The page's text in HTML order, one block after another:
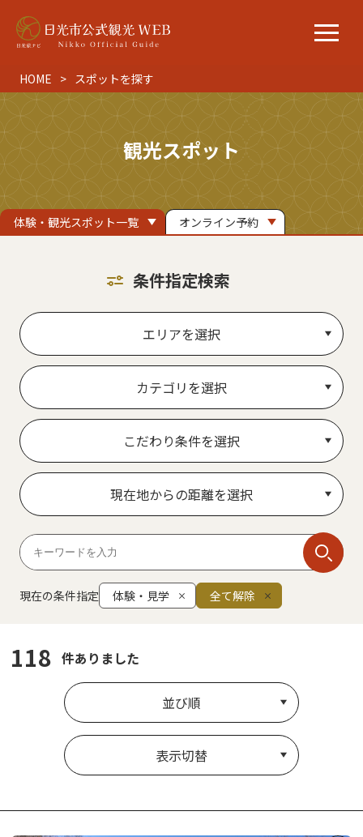
HOME スポットを探す
観光スポット
体験・観光スポット一覧 オンライン予約
条件指定検索
エリアを選択
カテゴリを選択
こだわり条件を選択
現在地からの距離を選択
現在の条件指定 体験・見学 全て解除
118 件ありました
並び順
表示切替